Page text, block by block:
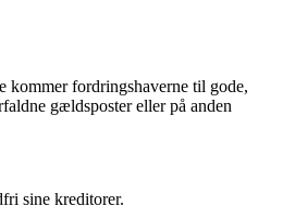
kommer fordringshaverne til gode,
gældsposter eller på anden
sine kreditorer.